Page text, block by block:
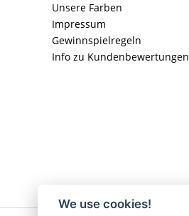
Unsere Farben
Impressum
Gewinnspielregeln
Info zu Kundenbewertungen
We use cookies!